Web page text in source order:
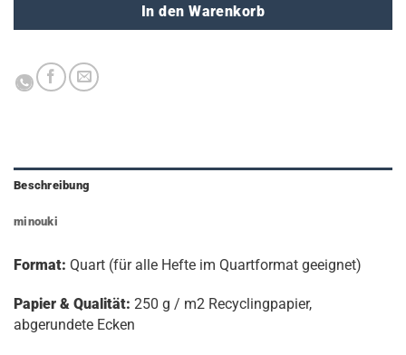
In den Warenkorb
Beschreibung
minouki
Format: Quart (für alle Hefte im Quartformat geeignet)
Papier & Qualität: 250 g / m2 Recyclingpapier,
abgerundete Ecken